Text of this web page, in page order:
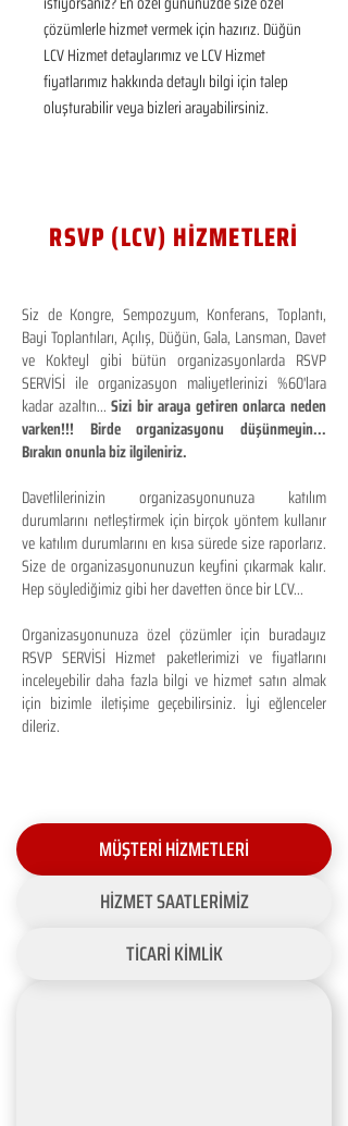
çözümlerle hizmet vermek için hazırız. Düğün
LCV Hizmet detaylarımız ve LCV Hizmet
fiyatlarımız hakkında detaylı bilgi için talep
oluşturabilir veya bizleri arayabilirsiniz.
RSVP (LCV) HİZMETLERİ
Siz de Kongre, Sempozyum, Konferans, Toplantı,
Bayi Toplantıları, Açılış, Düğün, Gala, Lansman, Davet
ve Kokteyl gibi bütün organizasyonlarda RSVP
SERVİSİ ile organizasyon maliyetlerinizi %60'lara
kadar azaltın...Sizi bir araya getiren onlarca neden
varken!!! Birde organizasyonu düşünmeyin...
Bırakın onunla biz ilgileniriz.
Davetlilerinizin organizasyonunuza katılım
durumlarını netleştirmek için birçok yöntem kullanır
ve katılım durumlarını en kısa sürede size raporlarız.
Size de organizasyonunuzun keyfini çıkarmak kalır.
Hep söylediğimiz gibi her davetten önce bir LCV...
Organizasyonunuza özel çözümler için buradayız
RSVP SERVİSİ Hizmet paketlerimizi ve fiyatlarını
inceleyebilir daha fazla bilgi ve hizmet satın almak
için bizimle iletişime geçebilirsiniz. İyi eğlenceler
dileriz.
MÜŞTERİ HİZMETLERİ
HİZMET SAATLERİMİZ
TİCARİ KİMLİK